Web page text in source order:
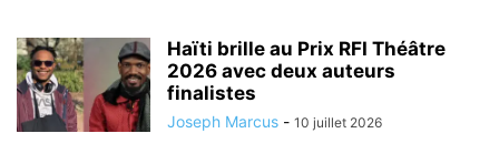
Haïti brille au Prix RFI Théâtre
2026 avec deux auteurs
finalistes
Joseph Marcus - 10 juillet 2026